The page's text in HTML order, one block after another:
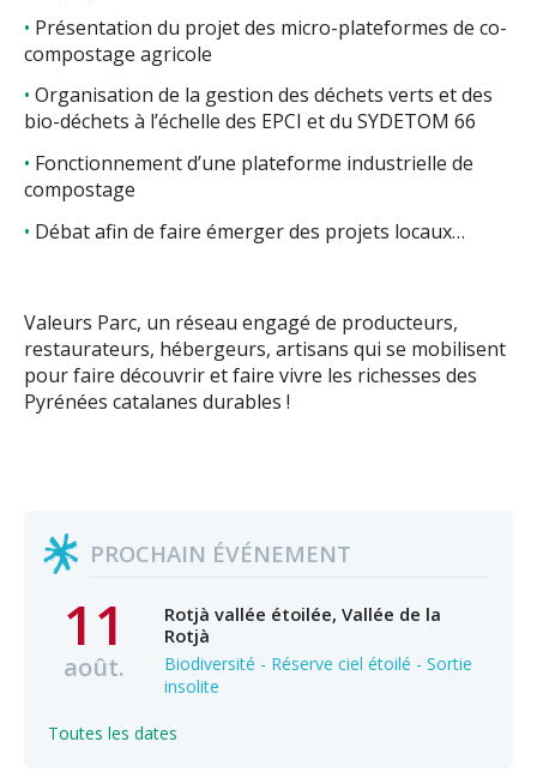
Présentation du projet des micro-plateformes de co-
compostage agricole
Organisation de la gestion des déchets verts et des
bio-déchets à l’échelle des EPCI et du SYDETOM 66
Fonctionnement d’une plateforme industrielle de
compostage
Débat afin de faire émerger des projets locaux…
Valeurs Parc, un réseau engagé de producteurs,
restaurateurs, hébergeurs, artisans qui se mobilisent
pour faire découvrir et faire vivre les richesses des
Pyrénées catalanes durables !
PROCHAIN ÉVÉNEMENT
11
août.
Rotjà vallée étoilée, Vallée de la
Rotjà
Biodiversité - Réserve ciel étoilé - Sortie
insolite
Toutes les dates